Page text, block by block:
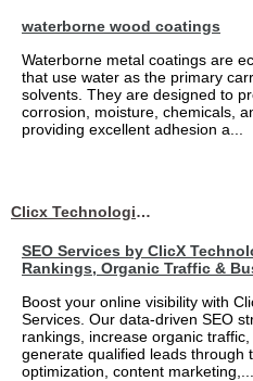
waterborne wood coatings
Waterborne metal coatings are
that use water as the primary
solvents. They are designed to
corrosion, moisture, chemicals,
providing excellent adhesion a...
Clicx Technologies
SEO Services by ClicX
Rankings, Organic Traffic &
Boost your online visibility with
Services. Our data-driven SEO
rankings, increase organic
generate qualified leads through
optimization, content marketing,...